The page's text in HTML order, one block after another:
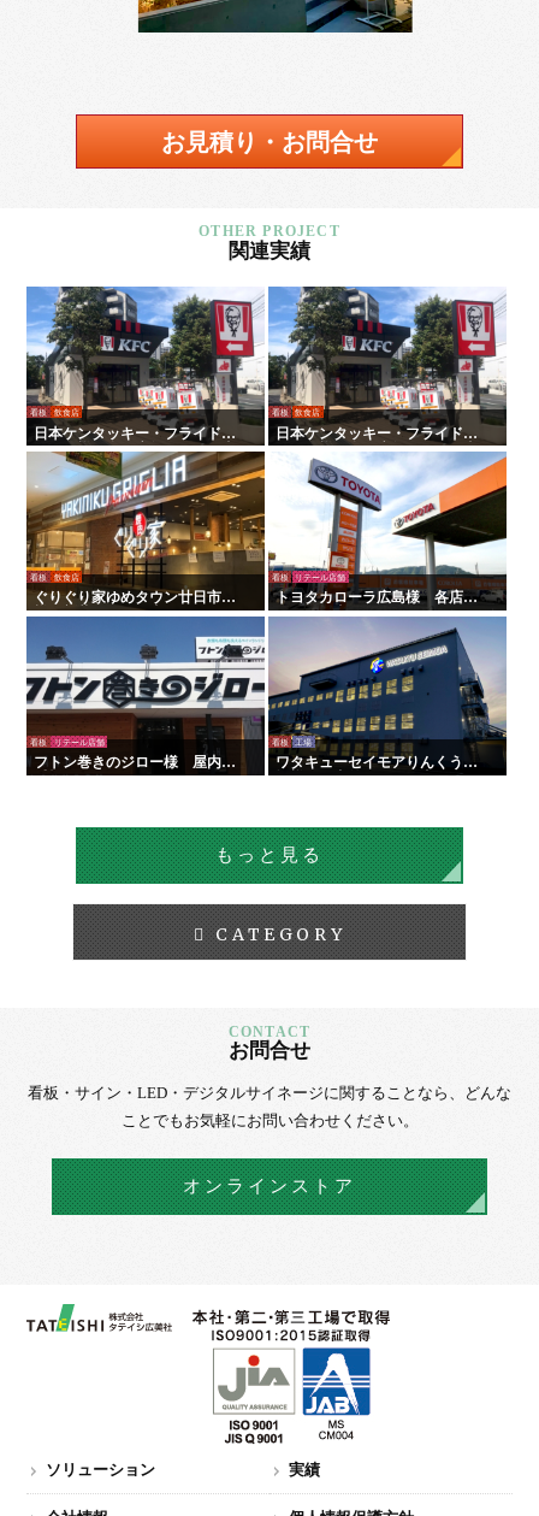
お見積り・お問合せ
関連実績
看板 飲食店
日本ケンタッキー・フライド・
チキン様 全国店舗サイン工事 |
タテイシ広美社
看板 飲食店
日本ケンタッキー・フライド・
チキン様 全国店舗サイン工事
看板 飲食店
ぐりぐり家ゆめタウン廿日市店
様 新装サイン工事
看板 リテール店舗
トヨタカローラ広島様 各店舗
サイン工事
看板 リテール店舗
フトン巻きのジロー様 屋内外
看板・サイン
看板 工場
ワタキューセイモアりんくう工
場様 屋内外サイン工事
もっと見る
CATEGORY
お問合せ
看板・サイン・LED・デジタルサイネージに関することなら、
どんな
ことでもお気軽にお問い合わせください。
オンラインストア
ソリューション 実績